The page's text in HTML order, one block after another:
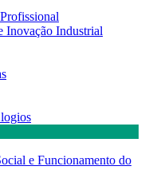
Inovação Industrial
e Funcionamento do